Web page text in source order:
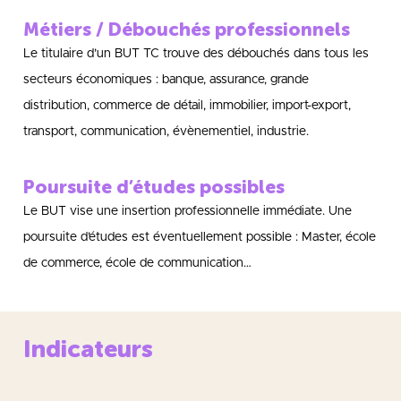
Métiers / Débouchés professionnels
Le titulaire d’un BUT TC trouve des débouchés dans tous les
secteurs économiques : banque, assurance, grande
distribution, commerce de détail, immobilier, import-export,
transport, communication, évènementiel, industrie.
Poursuite d’études possibles
Le BUT vise une insertion professionnelle immédiate. Une
poursuite d’études est éventuellement possible : Master, école
de commerce, école de communication…
Indicateurs